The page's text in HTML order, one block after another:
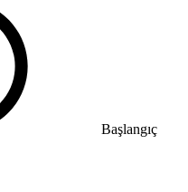
Başlangıç